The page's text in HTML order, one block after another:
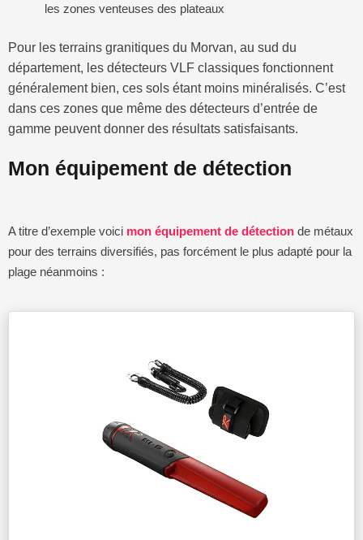
les zones venteuses des plateaux
Pour les terrains granitiques du Morvan, au sud du
département, les détecteurs VLF classiques fonctionnent
généralement bien, ces sols étant moins minéralisés. C’est
dans ces zones que même des détecteurs d’entrée de
gamme peuvent donner des résultats satisfaisants.
Mon équipement de détection
A titre d’exemple voici mon équipement de détection de métaux
pour des terrains diversifiés, pas forcément le plus adapté pour la
plage néanmoins :